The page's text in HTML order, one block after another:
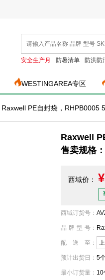
安全生产月 防暑清单 防洪防
WESTINGAREA专区
Raxwell PE自封袋，RHPB0005
Raxwell
售卖规格
西域价：
西域订货号 ：
品牌型号 ：
配送至 ：
预计出货日 ： 5
最小订货量 ： 10